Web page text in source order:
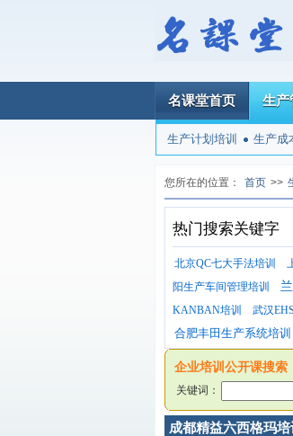
名课堂首页 生产
生产计划培训 生产成
您所在的位置： 首页 >>
热门搜索关键字
北京QC七大手法培训
阳生产车间管理培训
KANBAN培训
武汉
合肥丰田生产系统培训
企业培训公开课搜索
关键词：
成都精益六西格玛